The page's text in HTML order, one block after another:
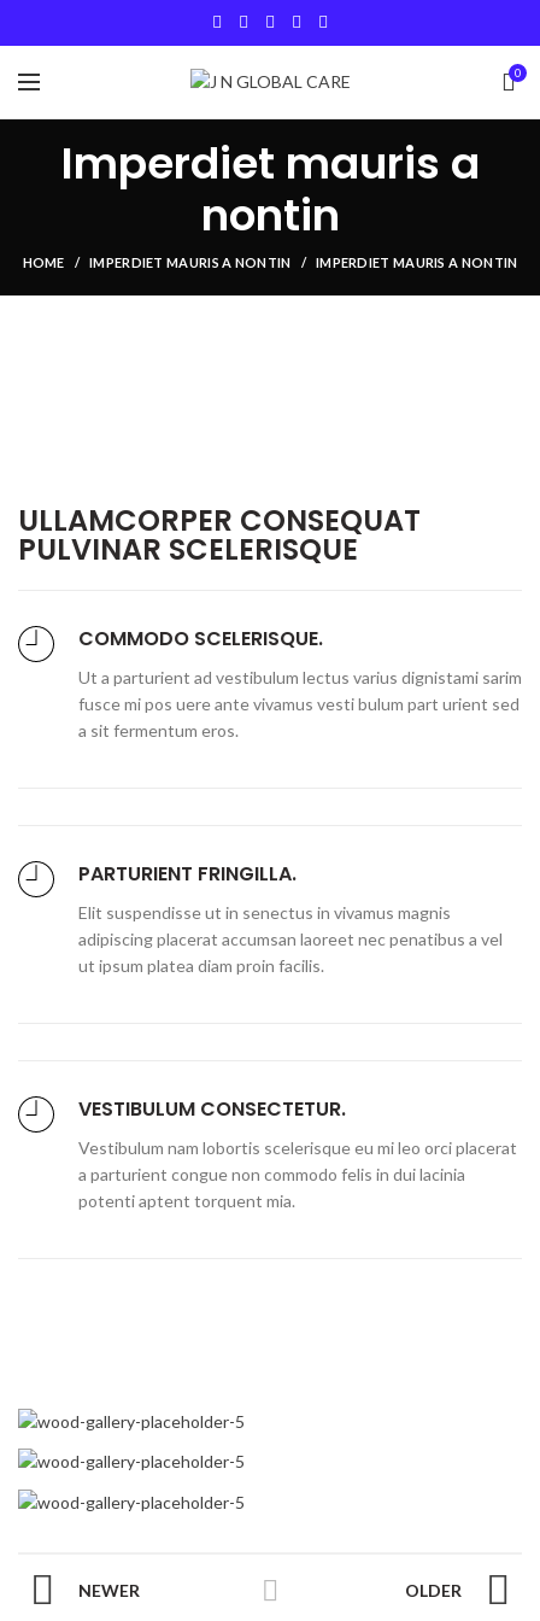
0
Imperdiet mauris a
nontin
HOME IMPERDIET MAURIS A NONTIN IMPERDIET MAURIS A NONTIN
ULLAMCORPER CONSEQUAT
PULVINAR SCELERISQUE
COMMODO SCELERISQUE.
Ut a parturient ad vestibulum lectus varius dignistami sarim
fusce mi pos uere ante vivamus vesti bulum part urient sed
a sit fermentum eros.
PARTURIENT FRINGILLA.
Elit suspendisse ut in senectus in vivamus magnis
adipiscing placerat accumsan laoreet nec penatibus a vel
ut ipsum platea diam proin facilis.
VESTIBULUM CONSECTETUR.
Vestibulum nam lobortis scelerisque eu mi leo orci placerat
a parturient congue non commodo felis in dui lacinia
potenti aptent torquent mia.
NEWER OLDER